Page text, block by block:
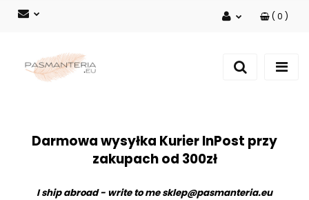
Zarejestruj się
( 0 )
Darmowa wysyłka Kurier InPost przy
zakupach od 300zł
I ship abroad - write to mesklep@pasmanteria.eu